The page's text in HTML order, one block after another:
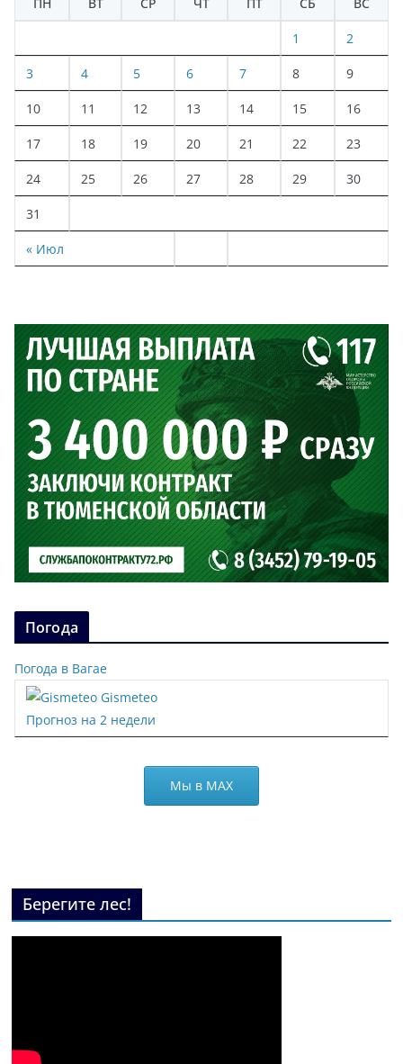
« Июл
1 2
3 4 5 6 7 8 9
10 11 12 13 14 15 16
17 18 19 20 21 22 23
24 25 26 27 28 29 30
31
Погода
Погода в Вагае
Gismeteo
Прогноз на 2 недели
Мы в МАХ
Берегите лес!